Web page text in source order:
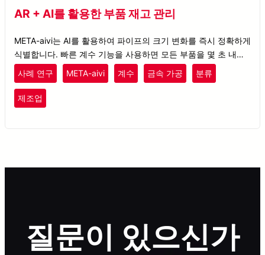
AR + AI를 활용한 부품 재고 관리
META-aivi는 AI를 활용하여 파이프의 크기 변화를 즉시 정확하게
식별합니다. 빠른 계수 기능을 사용하면 모든 부품을 몇 초 내에
분류하고 계수할 수 있습니다.
사례 연구 META-aivi 계수 금속 가공 분류
제조업
질문이 있으신가